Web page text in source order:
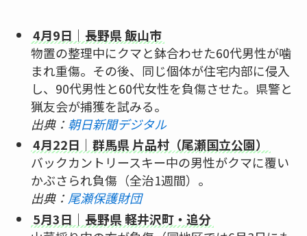
4月9日｜長野県 飯山市
物置の整理中にクマと鉢合わせた60代男性が噛
まれ重傷。その後、同じ個体が住宅内部に侵入
し、90代男性と60代女性を負傷させた。県警と
猟友会が捕獲を試みる。
出典： 朝日新聞デジタル
4月22日｜群馬県 片品村（尾瀬国立公園）
バックカントリースキー中の男性がクマに覆い
かぶさられ負傷（全治1週間）。
出典： 尾瀬保護財団
5月3日｜長野県 軽井沢町・追分